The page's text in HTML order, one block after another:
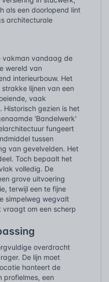
als een doorlopend lint
architecturale
vakman vandaag de
wereld van
interieurbouw. Het
lijnen van een
vaak
Historisch gezien is het
'Bandelwerk'
fungeert
tussen
van gevelvelden. Het
Toch bepaalt het
volledig. De
grove uitvoering
terwijl een te fijne
simpelweg wegvalt
vraagt om een scherp
overdracht
De lijn moet
hanteert de
profielmes, een